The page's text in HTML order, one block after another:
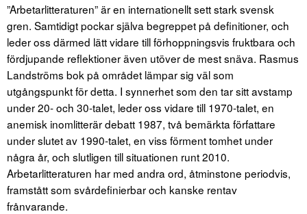
”Arbetarlitteraturen” är en internationellt sett stark svensk
gren. Samtidigt pockar själva begreppet på definitioner, och
leder oss därmed lätt vidare till förhoppningsvis fruktbara och
fördjupande reflektioner även utöver de mest snäva. Rasmus
Landströms bok på området lämpar sig väl som
utgångspunkt för detta. I synnerhet som den tar sitt avstamp
under 20- och 30-talet, leder oss vidare till 1970-talet, en
anemisk inomlitterär debatt 1987, två bemärkta författare
under slutet av 1990-talet, en viss förment tomhet under
några år, och slutligen till situationen runt 2010.
Arbetarlitteraturen har med andra ord, åtminstone periodvis,
framstått som svårdefinierbar och kanske rentav
frånvarande.